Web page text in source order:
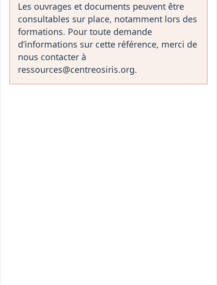
Les ouvrages et documents peuvent être
consultables sur place, notamment lors des
formations. Pour toute demande
d’informations sur cette référence, merci de
nous contacter à
ressources@centreosiris.org.